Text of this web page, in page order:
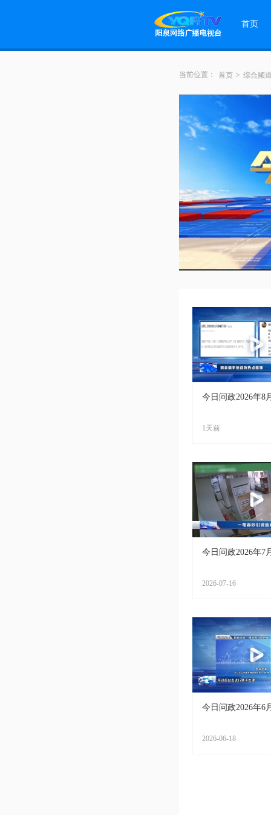
首页
当前位置： 首页 > 综合频
今日问政2026年8
1天前
今日问政2026年7
2026-07-16
今日问政2026年6
2026-06-18